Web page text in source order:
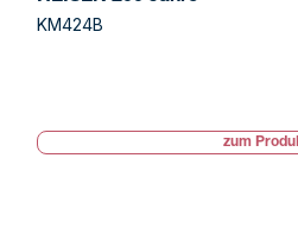
KM424B
zum